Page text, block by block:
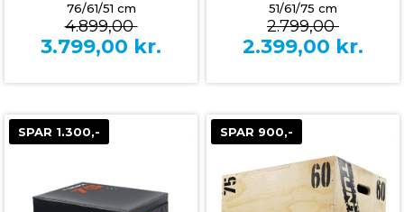
76/61/51 cm
4.899,00
3.799,00 kr.
51/61/75 cm
2.799,00
2.399,00 kr.
SPAR 1.300,- SPAR 900,-